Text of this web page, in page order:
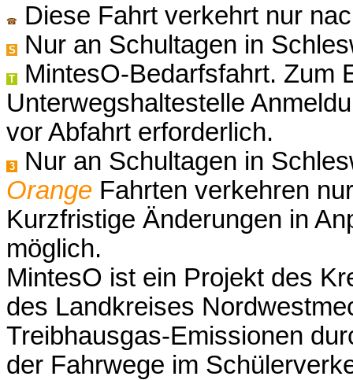
☎ Diese Fahrt verkehrt nur
S Nur an Schultagen in
T
MintesO-Bedarfsfahrt. Zum
Unterwegshaltestelle
vor Abfahrt erforderlich.
3
Nur an Schultagen in
Orange Fahrten verkehren
Kurzfristige Änderungen in
möglich.
MintesO ist ein Projekt des
des Landkreises
Treibhausgas-Emissionen
der Fahrwege im